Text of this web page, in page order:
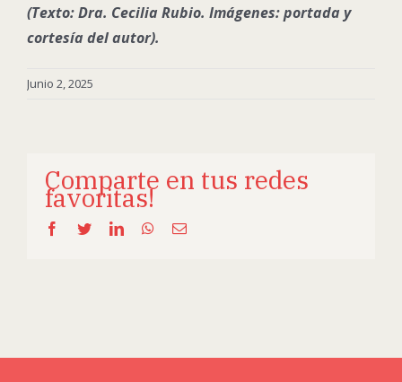
(Texto: Dra. Cecilia Rubio. Imágenes: portada y
cortesía del autor).
Junio 2, 2025
Comparte en tus redes
favoritas!
Facebook
TwitterLinkedInWhatsApp
Email